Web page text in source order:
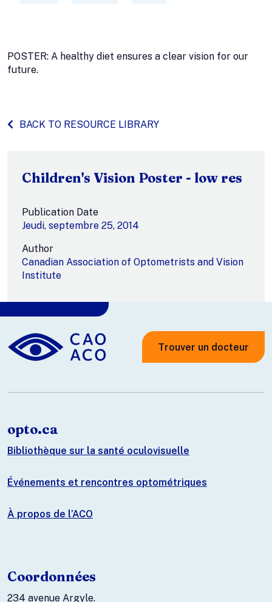
POSTER: A healthy diet ensures a clear vision for our
future.
BACK TO RESOURCE LIBRARY
Children's Vision Poster - low res
Publication Date
Jeudi, septembre 25, 2014
Author
Canadian Association of Optometrists and Vision
Institute
Trouver un docteur
opto.ca
Bibliothèque sur la santé oculovisuelle
Événements et rencontres optométriques
À propos de l’ACO
Coordonnées
234 avenue Argyle.